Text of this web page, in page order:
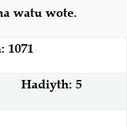
watu wote.
1071
Hadiyth: 5